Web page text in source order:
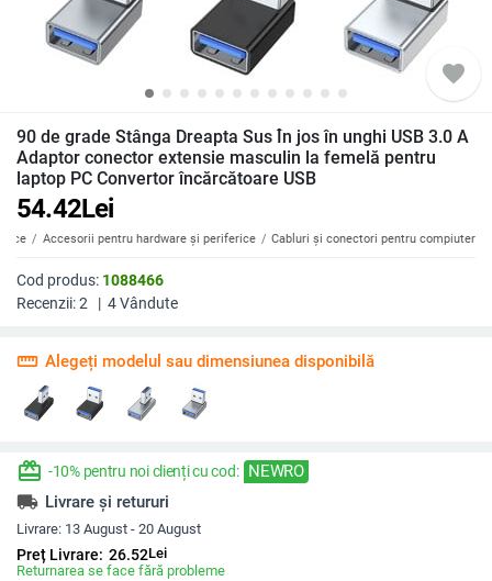
favorite
90 de grade Stânga Dreapta Sus În jos în unghi USB 3.0 A
Adaptor conector extensie masculin la femelă pentru
laptop PC Convertor încărcătoare USB
54.42Lei
Accesorii pentru hardware și periferice Cabluri și conectori pentru compiuter
Cod produs: 1088466
Recenzii:2 | 4Vândute
straighten Alegeți modelul sau dimensiunea disponibilă
redeem -10% pentru noi clienți cu cod: NEWRO
local_shipping Livrare și retururi
Livrare: 13 August - 20 August
Preț Livrare: 26.52Lei
Returnarea se face fără probleme